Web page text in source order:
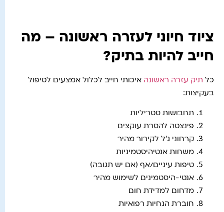
ציוד חיוני לעזרה ראשונה – מה
חייב להיות בתיק?
כל תיק עזרה ראשונה איכותי חייב לכלול אמצעים לטיפול
בעקיצות:
תחבושות סטריליות
פינצטה להסרת עוקצים
קרחוני ג’ל לקירור מהיר
משחות אנטיהיסטמיניות
טיפות עיניים/אף (אם יש תגובה)
אנטי-היסטמינים לשימוש מהיר
מדחום למדידת חום
חוברת הנחיות רפואיות